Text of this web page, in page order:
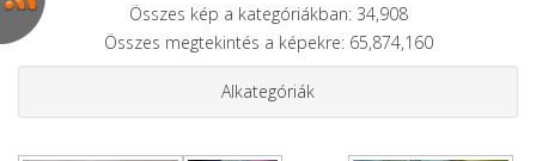
Összes kép a kategóriákban: 34,908
Összes megtekintés a képekre: 65,874,160
Alkategóriák